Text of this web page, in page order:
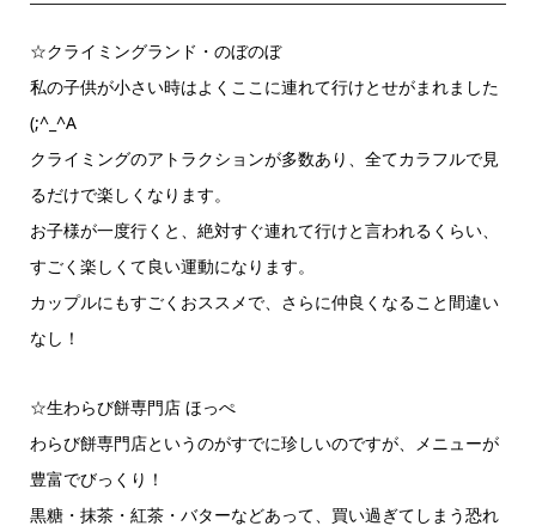
☆クライミングランド・のぼのぼ
私の子供が小さい時はよくここに連れて行けとせがまれました
(;^_^A
クライミングのアトラクションが多数あり、全てカラフルで見
るだけで楽しくなります。
お子様が一度行くと、絶対すぐ連れて行けと言われるくらい、
すごく楽しくて良い運動になります。
カップルにもすごくおススメで、さらに仲良くなること間違い
なし！
☆生わらび餅専門店 ほっぺ
わらび餅専門店というのがすでに珍しいのですが、メニューが
豊富でびっくり！
黒糖・抹茶・紅茶・バターなどあって、買い過ぎてしまう恐れ